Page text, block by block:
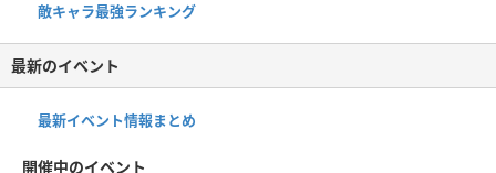
敵キャラ最強ランキング
最新のイベント
最新イベント情報まとめ
開催中のイベント